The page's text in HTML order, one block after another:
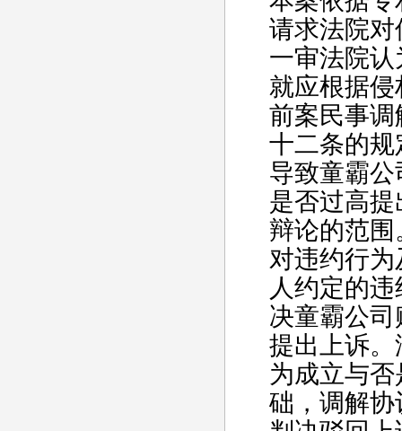
请求法院
一审法院
就应根据
前案民事
十二条的
导致童霸
是否过高
辩论的范
对违约行
人约定的
决童霸公
提出上诉
为成立与
础，调解